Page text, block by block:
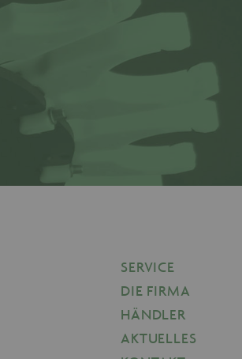
SERVICE
DIE FIRMA
HÄNDLER
AKTUELLES